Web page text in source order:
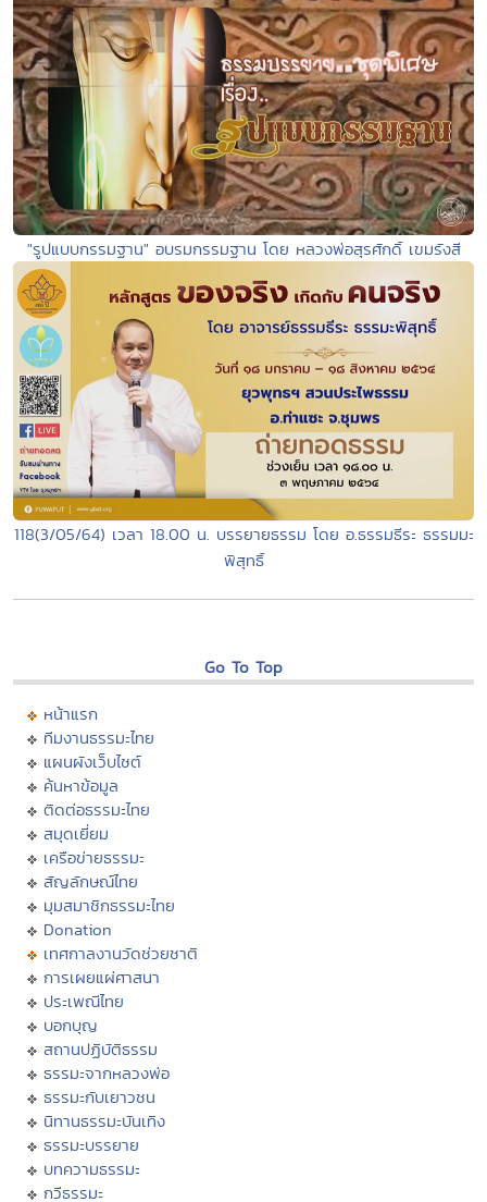
"รูปแบบกรรมฐาน" อบรมกรรมฐาน โดย หลวงพ่อสุรศักดิ์ เขมรังสี
118(3/05/64) เวลา 18.00 น. บรรยายธรรม โดย อ.ธรรมธีระ ธรรมมะ
พิสุทธิ์
Go To Top
หน้าแรก
ทีมงานธรรมะไทย
แผนผังเว็บไซต์
ค้นหาข้อมูล
ติดต่อธรรมะไทย
สมุดเยี่ยม
เครือข่ายธรรมะ
สัญลักษณ์ไทย
มุมสมาชิกธรรมะไทย
Donation
เทศกาลงานวัดช่วยชาติ
การเผยแผ่ศาสนา
ประเพณีไทย
บอกบุญ
สถานปฏิบัติธรรม
ธรรมะจากหลวงพ่อ
ธรรมะกับเยาวชน
นิทานธรรมะบันเทิง
ธรรมะบรรยาย
บทความธรรมะ
กวีธรรมะ